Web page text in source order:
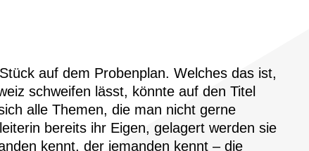
auf dem Probenplan. Welches das ist,
schweifen lässt, könnte auf den Titel
alle Themen, die man nicht gerne
bereits ihr Eigen, gelagert werden sie
kennt, der jemanden kennt – die